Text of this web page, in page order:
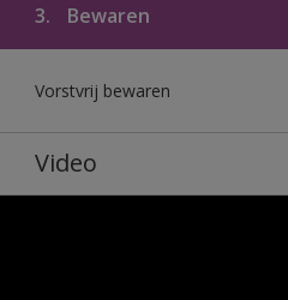
3. Bewaren
Vorstvrij bewaren
Video